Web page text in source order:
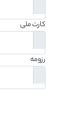
کارت ملی
رزومه